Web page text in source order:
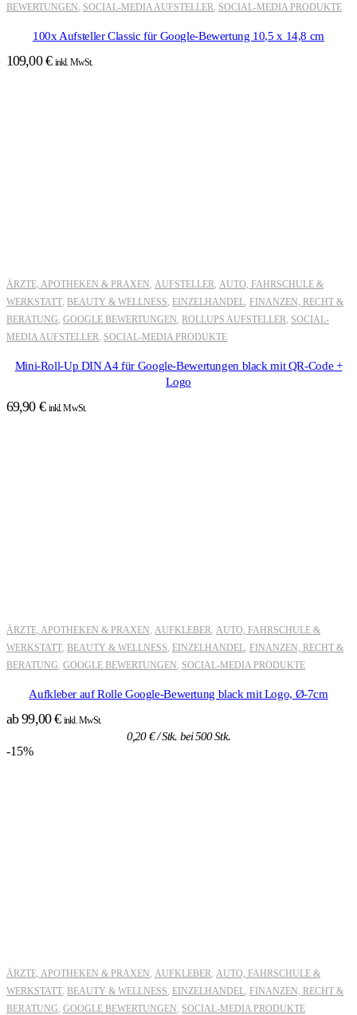
BEWERTUNGEN SOCIAL-MEDIA AUFSTELLER SOCIAL-MEDIA PRODUKTE
100x Aufsteller Classic für Google-Bewertung 10,5 x 14,8 cm
109,00€ inkl. MwSt.
ÄRZTE, APOTHEKEN & PRAXEN AUFSTELLER AUTO, FAHRSCHULE &
WERKSTATT BEAUTY & WELLNESS EINZELHANDEL FINANZEN, RECHT &
BERATUNG GOOGLE BEWERTUNGEN ROLLUPS AUFSTELLER SOCIAL-
MEDIA AUFSTELLER SOCIAL-MEDIA PRODUKTE
Mini-Roll-Up DIN A4 für Google-Bewertungen black mit QR-Code +
Logo
69,90 € inkl. MwSt.
ÄRZTE, APOTHEKEN & PRAXEN AUFKLEBER AUTO, FAHRSCHULE &
WERKSTATT BEAUTY & WELLNESS EINZELHANDEL FINANZEN, RECHT &
BERATUNG GOOGLE BEWERTUNGEN SOCIAL-MEDIA PRODUKTE
Aufkleber auf Rolle Google-Bewertung black mit Logo, Ø-7cm
ab99,00€ inkl. MwSt.
0,20€/ Stk. bei 500 Stk.
-15%
ÄRZTE, APOTHEKEN & PRAXEN AUFKLEBER AUTO, FAHRSCHULE &
WERKSTATT BEAUTY & WELLNESS EINZELHANDEL FINANZEN, RECHT &
BERATUNG GOOGLE BEWERTUNGEN SOCIAL-MEDIA PRODUKTE